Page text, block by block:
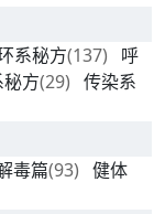
系秘方(137)
呼
方(29) 传染系
毒篇(93) 健体